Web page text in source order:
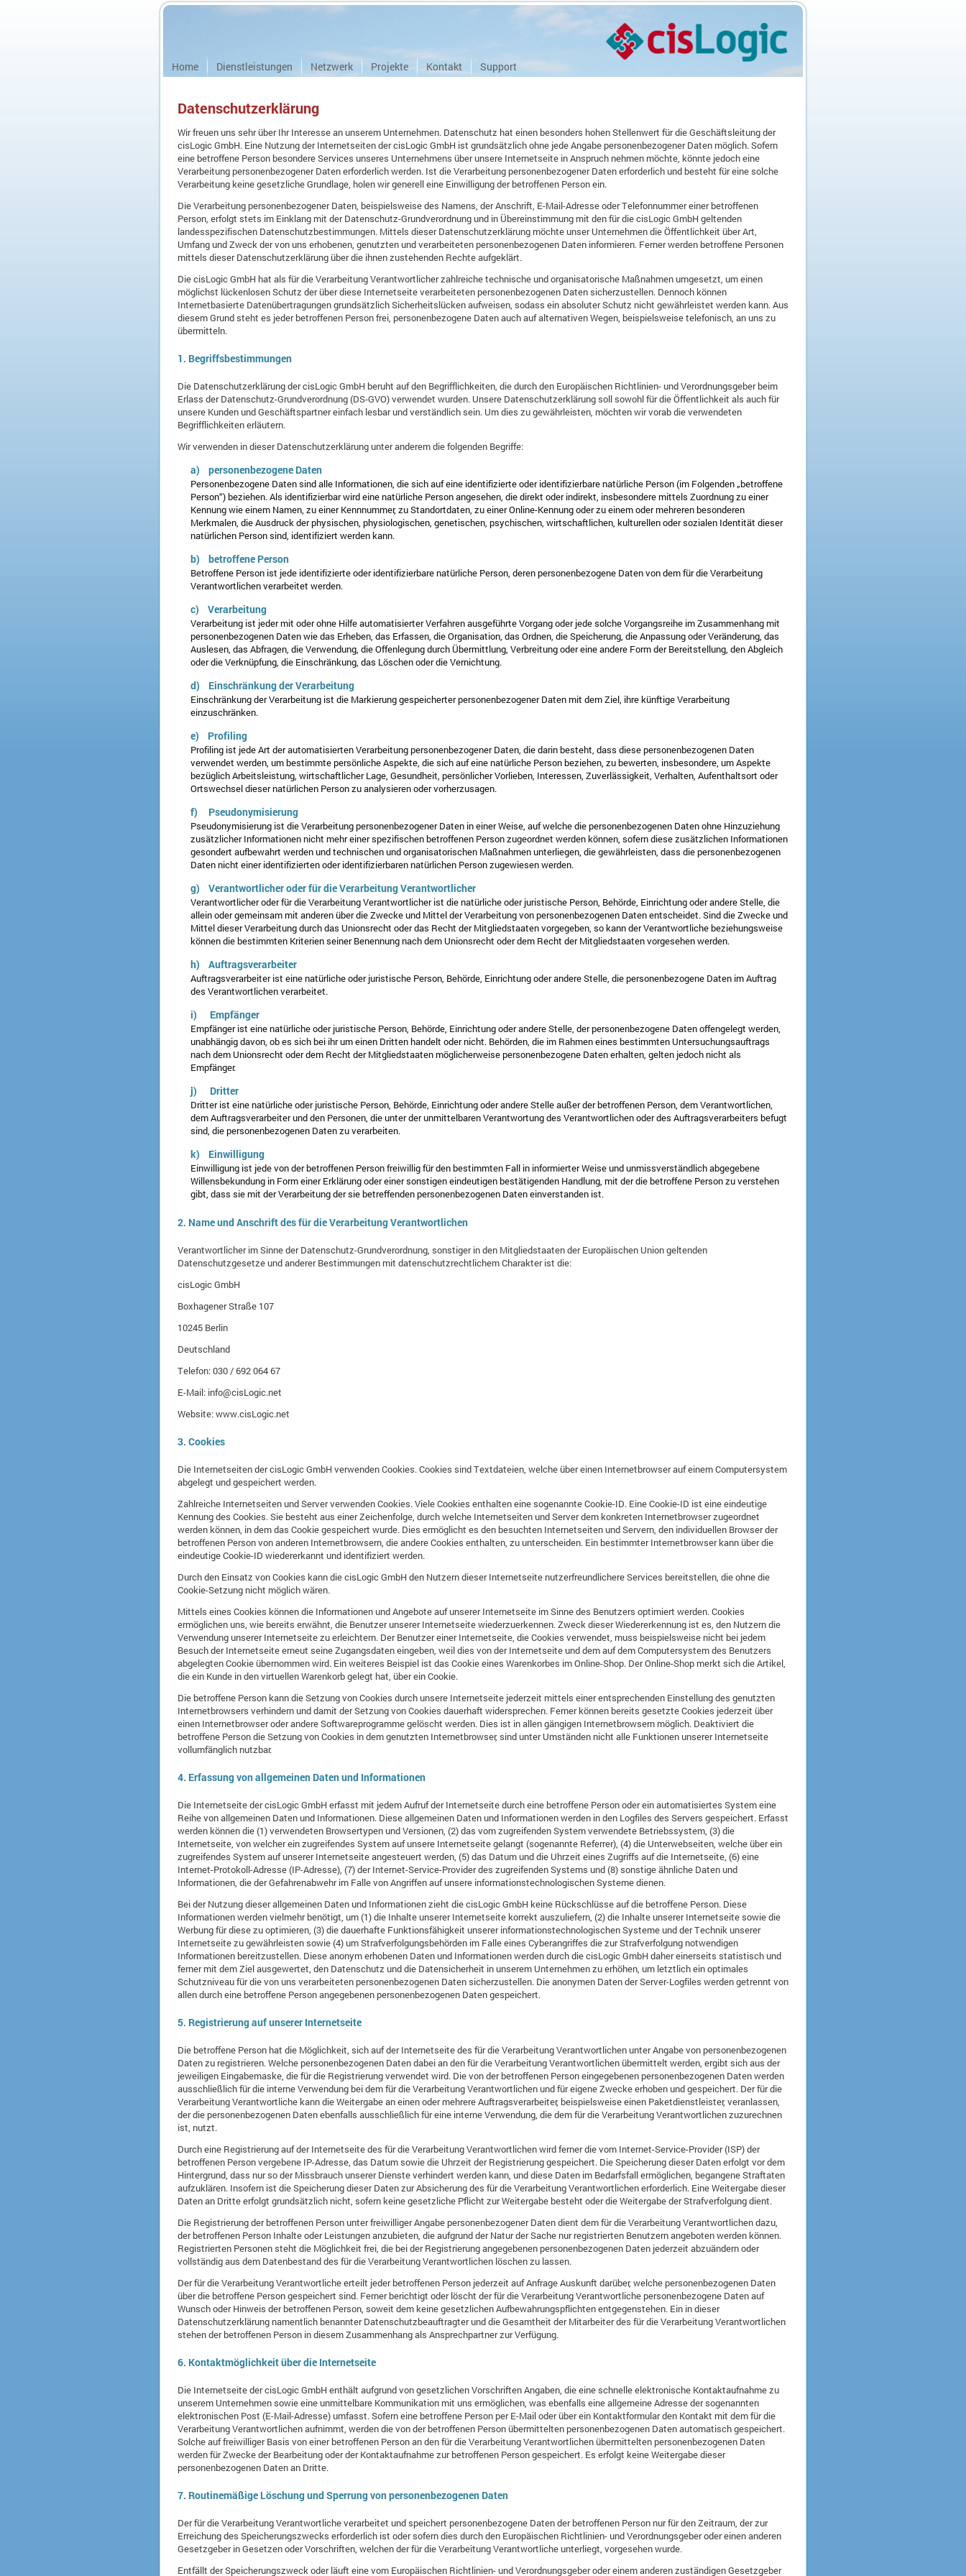
Home Dienstleistungen Netzwerk Projekte Kontakt Support
Datenschutzerklärung
Wir freuen uns sehr über Ihr Interesse an unserem Unternehmen. Datenschutz hat einen besonders hohen Stellenwert für die Geschäftsleitung der
cisLogic GmbH. Eine Nutzung der Internetseiten der cisLogic GmbH ist grundsätzlich ohne jede Angabe personenbezogener Daten möglich. Sofern
eine betroffene Person besondere Services unseres Unternehmens über unsere Internetseite in Anspruch nehmen möchte, könnte jedoch eine
Verarbeitung personenbezogener Daten erforderlich werden. Ist die Verarbeitung personenbezogener Daten erforderlich und besteht für eine solche
Verarbeitung keine gesetzliche Grundlage, holen wir generell eine Einwilligung der betroffenen Person ein.
Die Verarbeitung personenbezogener Daten, beispielsweise des Namens, der Anschrift, E-Mail-Adresse oder Telefonnummer einer betroffenen
Person, erfolgt stets im Einklang mit der Datenschutz-Grundverordnung und in Übereinstimmung mit den für die cisLogic GmbH geltenden
landesspezifischen Datenschutzbestimmungen. Mittels dieser Datenschutzerklärung möchte unser Unternehmen die Öffentlichkeit über Art,
Umfang und Zweck der von uns erhobenen, genutzten und verarbeiteten personenbezogenen Daten informieren. Ferner werden betroffene Personen
mittels dieser Datenschutzerklärung über die ihnen zustehenden Rechte aufgeklärt.
Die cisLogic GmbH hat als für die Verarbeitung Verantwortlicher zahlreiche technische und organisatorische Maßnahmen umgesetzt, um einen
möglichst lückenlosen Schutz der über diese Internetseite verarbeiteten personenbezogenen Daten sicherzustellen. Dennoch können
Internetbasierte Datenübertragungen grundsätzlich Sicherheitslücken aufweisen, sodass ein absoluter Schutz nicht gewährleistet werden kann. Aus
diesem Grund steht es jeder betroffenen Person frei, personenbezogene Daten auch auf alternativen Wegen, beispielsweise telefonisch, an uns zu
übermitteln.
1. Begriffsbestimmungen
Die Datenschutzerklärung der cisLogic GmbH beruht auf den Begrifflichkeiten, die durch den Europäischen Richtlinien- und Verordnungsgeber beim
Erlass der Datenschutz-Grundverordnung (DS-GVO) verwendet wurden. Unsere Datenschutzerklärung soll sowohl für die Öffentlichkeit als auch für
unsere Kunden und Geschäftspartner einfach lesbar und verständlich sein. Um dies zu gewährleisten, möchten wir vorab die verwendeten
Begrifflichkeiten erläutern.
Wir verwenden in dieser Datenschutzerklärung unter anderem die folgenden Begriffe:
a) personenbezogene Daten
Personenbezogene Daten sind alle Informationen, die sich auf eine identifizierte oder identifizierbare natürliche Person (im Folgenden „betroffene
Person“) beziehen. Als identifizierbar wird eine natürliche Person angesehen, die direkt oder indirekt, insbesondere mittels Zuordnung zu einer
Kennung wie einem Namen, zu einer Kennnummer, zu Standortdaten, zu einer Online-Kennung oder zu einem oder mehreren besonderen
Merkmalen, die Ausdruck der physischen, physiologischen, genetischen, psychischen, wirtschaftlichen, kulturellen oder sozialen Identität dieser
natürlichen Person sind, identifiziert werden kann.
b) betroffene Person
Betroffene Person ist jede identifizierte oder identifizierbare natürliche Person, deren personenbezogene Daten von dem für die Verarbeitung
Verantwortlichen verarbeitet werden.
c) Verarbeitung
Verarbeitung ist jeder mit oder ohne Hilfe automatisierter Verfahren ausgeführte Vorgang oder jede solche Vorgangsreihe im Zusammenhang mit
personenbezogenen Daten wie das Erheben, das Erfassen, die Organisation, das Ordnen, die Speicherung, die Anpassung oder Veränderung, das
Auslesen, das Abfragen, die Verwendung, die Offenlegung durch Übermittlung, Verbreitung oder eine andere Form der Bereitstellung, den Abgleich
oder die Verknüpfung, die Einschränkung, das Löschen oder die Vernichtung.
d) Einschränkung der Verarbeitung
Einschränkung der Verarbeitung ist die Markierung gespeicherter personenbezogener Daten mit dem Ziel, ihre künftige Verarbeitung
einzuschränken.
e) Profiling
Profiling ist jede Art der automatisierten Verarbeitung personenbezogener Daten, die darin besteht, dass diese personenbezogenen Daten
verwendet werden, um bestimmte persönliche Aspekte, die sich auf eine natürliche Person beziehen, zu bewerten, insbesondere, um Aspekte
bezüglich Arbeitsleistung, wirtschaftlicher Lage, Gesundheit, persönlicher Vorlieben, Interessen, Zuverlässigkeit, Verhalten, Aufenthaltsort oder
Ortswechsel dieser natürlichen Person zu analysieren oder vorherzusagen.
f) Pseudonymisierung
Pseudonymisierung ist die Verarbeitung personenbezogener Daten in einer Weise, auf welche die personenbezogenen Daten ohne Hinzuziehung
zusätzlicher Informationen nicht mehr einer spezifischen betroffenen Person zugeordnet werden können, sofern diese zusätzlichen Informationen
gesondert aufbewahrt werden und technischen und organisatorischen Maßnahmen unterliegen, die gewährleisten, dass die personenbezogenen
Daten nicht einer identifizierten oder identifizierbaren natürlichen Person zugewiesen werden.
g) Verantwortlicher oder für die Verarbeitung Verantwortlicher
Verantwortlicher oder für die Verarbeitung Verantwortlicher ist die natürliche oder juristische Person, Behörde, Einrichtung oder andere Stelle, die
allein oder gemeinsam mit anderen über die Zwecke und Mittel der Verarbeitung von personenbezogenen Daten entscheidet. Sind die Zwecke und
Mittel dieser Verarbeitung durch das Unionsrecht oder das Recht der Mitgliedstaaten vorgegeben, so kann der Verantwortliche beziehungsweise
können die bestimmten Kriterien seiner Benennung nach dem Unionsrecht oder dem Recht der Mitgliedstaaten vorgesehen werden.
h) Auftragsverarbeiter
Auftragsverarbeiter ist eine natürliche oder juristische Person, Behörde, Einrichtung oder andere Stelle, die personenbezogene Daten im Auftrag
des Verantwortlichen verarbeitet.
i) Empfänger
Empfänger ist eine natürliche oder juristische Person, Behörde, Einrichtung oder andere Stelle, der personenbezogene Daten offengelegt werden,
unabhängig davon, ob es sich bei ihr um einen Dritten handelt oder nicht. Behörden, die im Rahmen eines bestimmten Untersuchungsauftrags
nach dem Unionsrecht oder dem Recht der Mitgliedstaaten möglicherweise personenbezogene Daten erhalten, gelten jedoch nicht als
Empfänger.
j) Dritter
Dritter ist eine natürliche oder juristische Person, Behörde, Einrichtung oder andere Stelle außer der betroffenen Person, dem Verantwortlichen,
dem Auftragsverarbeiter und den Personen, die unter der unmittelbaren Verantwortung des Verantwortlichen oder des Auftragsverarbeiters befugt
sind, die personenbezogenen Daten zu verarbeiten.
k) Einwilligung
Einwilligung ist jede von der betroffenen Person freiwillig für den bestimmten Fall in informierter Weise und unmissverständlich abgegebene
Willensbekundung in Form einer Erklärung oder einer sonstigen eindeutigen bestätigenden Handlung, mit der die betroffene Person zu verstehen
gibt, dass sie mit der Verarbeitung der sie betreffenden personenbezogenen Daten einverstanden ist.
2. Name und Anschrift des für die Verarbeitung Verantwortlichen
Verantwortlicher im Sinne der Datenschutz-Grundverordnung, sonstiger in den Mitgliedstaaten der Europäischen Union geltenden
Datenschutzgesetze und anderer Bestimmungen mit datenschutzrechtlichem Charakter ist die:
cisLogic GmbH
Boxhagener Straße 107
10245 Berlin
Deutschland
Telefon: 030 / 692 064 67
E-Mail: info@cisLogic.net
Website: www.cisLogic.net
3. Cookies
Die Internetseiten der cisLogic GmbH verwenden Cookies. Cookies sind Textdateien, welche über einen Internetbrowser auf einem Computersystem
abgelegt und gespeichert werden.
Zahlreiche Internetseiten und Server verwenden Cookies. Viele Cookies enthalten eine sogenannte Cookie-ID. Eine Cookie-ID ist eine eindeutige
Kennung des Cookies. Sie besteht aus einer Zeichenfolge, durch welche Internetseiten und Server dem konkreten Internetbrowser zugeordnet
werden können, in dem das Cookie gespeichert wurde. Dies ermöglicht es den besuchten Internetseiten und Servern, den individuellen Browser der
betroffenen Person von anderen Internetbrowsern, die andere Cookies enthalten, zu unterscheiden. Ein bestimmter Internetbrowser kann über die
eindeutige Cookie-ID wiedererkannt und identifiziert werden.
Durch den Einsatz von Cookies kann die cisLogic GmbH den Nutzern dieser Internetseite nutzerfreundlichere Services bereitstellen, die ohne die
Cookie-Setzung nicht möglich wären.
Mittels eines Cookies können die Informationen und Angebote auf unserer Internetseite im Sinne des Benutzers optimiert werden. Cookies
ermöglichen uns, wie bereits erwähnt, die Benutzer unserer Internetseite wiederzuerkennen. Zweck dieser Wiedererkennung ist es, den Nutzern die
Verwendung unserer Internetseite zu erleichtern. Der Benutzer einer Internetseite, die Cookies verwendet, muss beispielsweise nicht bei jedem
Besuch der Internetseite erneut seine Zugangsdaten eingeben, weil dies von der Internetseite und dem auf dem Computersystem des Benutzers
abgelegten Cookie übernommen wird. Ein weiteres Beispiel ist das Cookie eines Warenkorbes im Online-Shop. Der Online-Shop merkt sich die Artikel,
die ein Kunde in den virtuellen Warenkorb gelegt hat, über ein Cookie.
Die betroffene Person kann die Setzung von Cookies durch unsere Internetseite jederzeit mittels einer entsprechenden Einstellung des genutzten
Internetbrowsers verhindern und damit der Setzung von Cookies dauerhaft widersprechen. Ferner können bereits gesetzte Cookies jederzeit über
einen Internetbrowser oder andere Softwareprogramme gelöscht werden. Dies ist in allen gängigen Internetbrowsern möglich. Deaktiviert die
betroffene Person die Setzung von Cookies in dem genutzten Internetbrowser, sind unter Umständen nicht alle Funktionen unserer Internetseite
vollumfänglich nutzbar.
4. Erfassung von allgemeinen Daten und Informationen
Die Internetseite der cisLogic GmbH erfasst mit jedem Aufruf der Internetseite durch eine betroffene Person oder ein automatisiertes System eine
Reihe von allgemeinen Daten und Informationen. Diese allgemeinen Daten und Informationen werden in den Logfiles des Servers gespeichert. Erfasst
werden können die (1) verwendeten Browsertypen und Versionen, (2) das vom zugreifenden System verwendete Betriebssystem, (3) die
Internetseite, von welcher ein zugreifendes System auf unsere Internetseite gelangt (sogenannte Referrer), (4) die Unterwebseiten, welche über ein
zugreifendes System auf unserer Internetseite angesteuert werden, (5) das Datum und die Uhrzeit eines Zugriffs auf die Internetseite, (6) eine
Internet-Protokoll-Adresse (IP-Adresse), (7) der Internet-Service-Provider des zugreifenden Systems und (8) sonstige ähnliche Daten und
Informationen, die der Gefahrenabwehr im Falle von Angriffen auf unsere informationstechnologischen Systeme dienen.
Bei der Nutzung dieser allgemeinen Daten und Informationen zieht die cisLogic GmbH keine Rückschlüsse auf die betroffene Person. Diese
Informationen werden vielmehr benötigt, um (1) die Inhalte unserer Internetseite korrekt auszuliefern, (2) die Inhalte unserer Internetseite sowie die
Werbung für diese zu optimieren, (3) die dauerhafte Funktionsfähigkeit unserer informationstechnologischen Systeme und der Technik unserer
Internetseite zu gewährleisten sowie (4) um Strafverfolgungsbehörden im Falle eines Cyberangriffes die zur Strafverfolgung notwendigen
Informationen bereitzustellen. Diese anonym erhobenen Daten und Informationen werden durch die cisLogic GmbH daher einerseits statistisch und
ferner mit dem Ziel ausgewertet, den Datenschutz und die Datensicherheit in unserem Unternehmen zu erhöhen, um letztlich ein optimales
Schutzniveau für die von uns verarbeiteten personenbezogenen Daten sicherzustellen. Die anonymen Daten der Server-Logfiles werden getrennt von
allen durch eine betroffene Person angegebenen personenbezogenen Daten gespeichert.
5. Registrierung auf unserer Internetseite
Die betroffene Person hat die Möglichkeit, sich auf der Internetseite des für die Verarbeitung Verantwortlichen unter Angabe von personenbezogenen
Daten zu registrieren. Welche personenbezogenen Daten dabei an den für die Verarbeitung Verantwortlichen übermittelt werden, ergibt sich aus der
jeweiligen Eingabemaske, die für die Registrierung verwendet wird. Die von der betroffenen Person eingegebenen personenbezogenen Daten werden
ausschließlich für die interne Verwendung bei dem für die Verarbeitung Verantwortlichen und für eigene Zwecke erhoben und gespeichert. Der für die
Verarbeitung Verantwortliche kann die Weitergabe an einen oder mehrere Auftragsverarbeiter, beispielsweise einen Paketdienstleister, veranlassen,
der die personenbezogenen Daten ebenfalls ausschließlich für eine interne Verwendung, die dem für die Verarbeitung Verantwortlichen zuzurechnen
ist, nutzt.
Durch eine Registrierung auf der Internetseite des für die Verarbeitung Verantwortlichen wird ferner die vom Internet-Service-Provider (ISP) der
betroffenen Person vergebene IP-Adresse, das Datum sowie die Uhrzeit der Registrierung gespeichert. Die Speicherung dieser Daten erfolgt vor dem
Hintergrund, dass nur so der Missbrauch unserer Dienste verhindert werden kann, und diese Daten im Bedarfsfall ermöglichen, begangene Straftaten
aufzuklären. Insofern ist die Speicherung dieser Daten zur Absicherung des für die Verarbeitung Verantwortlichen erforderlich. Eine Weitergabe dieser
Daten an Dritte erfolgt grundsätzlich nicht, sofern keine gesetzliche Pflicht zur Weitergabe besteht oder die Weitergabe der Strafverfolgung dient.
Die Registrierung der betroffenen Person unter freiwilliger Angabe personenbezogener Daten dient dem für die Verarbeitung Verantwortlichen dazu,
der betroffenen Person Inhalte oder Leistungen anzubieten, die aufgrund der Natur der Sache nur registrierten Benutzern angeboten werden können.
Registrierten Personen steht die Möglichkeit frei, die bei der Registrierung angegebenen personenbezogenen Daten jederzeit abzuändern oder
vollständig aus dem Datenbestand des für die Verarbeitung Verantwortlichen löschen zu lassen.
Der für die Verarbeitung Verantwortliche erteilt jeder betroffenen Person jederzeit auf Anfrage Auskunft darüber, welche personenbezogenen Daten
über die betroffene Person gespeichert sind. Ferner berichtigt oder löscht der für die Verarbeitung Verantwortliche personenbezogene Daten auf
Wunsch oder Hinweis der betroffenen Person, soweit dem keine gesetzlichen Aufbewahrungspflichten entgegenstehen. Ein in dieser
Datenschutzerklärung namentlich benannter Datenschutzbeauftragter und die Gesamtheit der Mitarbeiter des für die Verarbeitung Verantwortlichen
stehen der betroffenen Person in diesem Zusammenhang als Ansprechpartner zur Verfügung.
6. Kontaktmöglichkeit über die Internetseite
Die Internetseite der cisLogic GmbH enthält aufgrund von gesetzlichen Vorschriften Angaben, die eine schnelle elektronische Kontaktaufnahme zu
unserem Unternehmen sowie eine unmittelbare Kommunikation mit uns ermöglichen, was ebenfalls eine allgemeine Adresse der sogenannten
elektronischen Post (E-Mail-Adresse) umfasst. Sofern eine betroffene Person per E-Mail oder über ein Kontaktformular den Kontakt mit dem für die
Verarbeitung Verantwortlichen aufnimmt, werden die von der betroffenen Person übermittelten personenbezogenen Daten automatisch gespeichert.
Solche auf freiwilliger Basis von einer betroffenen Person an den für die Verarbeitung Verantwortlichen übermittelten personenbezogenen Daten
werden für Zwecke der Bearbeitung oder der Kontaktaufnahme zur betroffenen Person gespeichert. Es erfolgt keine Weitergabe dieser
personenbezogenen Daten an Dritte.
7. Routinemäßige Löschung und Sperrung von personenbezogenen Daten
Der für die Verarbeitung Verantwortliche verarbeitet und speichert personenbezogene Daten der betroffenen Person nur für den Zeitraum, der zur
Erreichung des Speicherungszwecks erforderlich ist oder sofern dies durch den Europäischen Richtlinien- und Verordnungsgeber oder einen anderen
Gesetzgeber in Gesetzen oder Vorschriften, welchen der für die Verarbeitung Verantwortliche unterliegt, vorgesehen wurde.
Entfällt der Speicherungszweck oder läuft eine vom Europäischen Richtlinien- und Verordnungsgeber oder einem anderen zuständigen Gesetzgeber